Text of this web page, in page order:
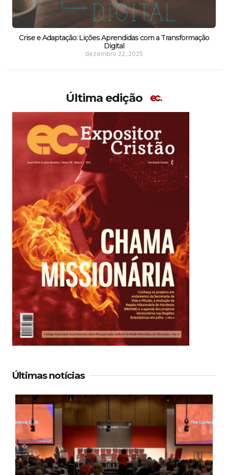
Crise e Adaptação: Lições Aprendidas com a Transformação
Digital
dezembro 22, 2025
Última edição
Últimas notícias